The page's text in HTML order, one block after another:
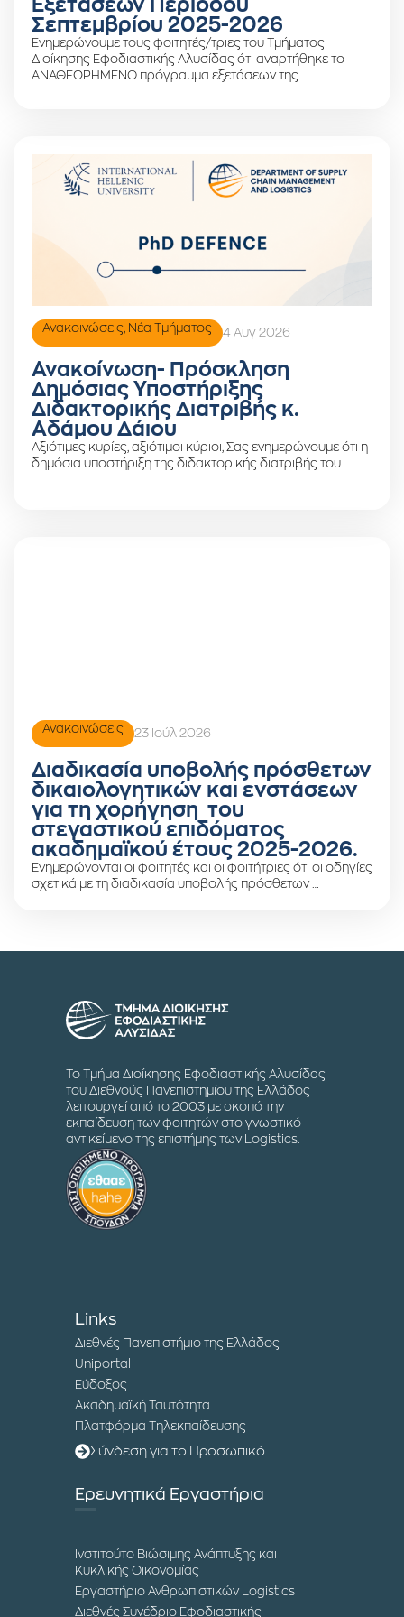
Εξετάσεων Περιόδου
Σεπτεμβρίου 2025-2026
Ενημερώνουμε τους φοιτητές/τριες του Τμήματος
Διοίκησης Εφοδιαστικής Αλυσίδας ότι αναρτήθηκε το
ΑΝΑΘΕΩΡΗΜΕΝΟ πρόγραμμα εξετάσεων της …
Ανακοινώσεις Νέα Τμήματος 4 Αυγ 2026
Ανακοίνωση- Πρόσκληση
Δημόσιας Υποστήριξης
Διδακτορικής Διατριβής κ.
Αδάμου Δάιου
Αξιότιμες κυρίες, αξιότιμοι κύριοι, Σας ενημερώνουμε ότι η
δημόσια υποστήριξη της διδακτορικής διατριβής του …
Ανακοινώσεις 23 Ιούλ 2026
Διαδικασία υποβολής πρόσθετων
δικαιολογητικών και ενστάσεων
για τη χορήγηση του
στεγαστικού επιδόματος
ακαδημαϊκού έτους 2025-2026.
Ενημερώνονται οι φοιτητές και οι φοιτήτριες ότι οι οδηγίες
σχετικά με τη διαδικασία υποβολής πρόσθετων …
Το Τμήμα Διοίκησης Εφοδιαστικής Αλυσίδας
του Διεθνούς Πανεπιστημίου της Ελλάδος
λειτουργεί από το 2003 με σκοπό την
εκπαίδευση των φοιτητών στο γνωστικό
αντικείμενο της επιστήμης των Logistics.
Links
Διεθνές Πανεπιστήμιο της Ελλάδος
Uniportal
Εύδοξος
Ακαδημαϊκή Ταυτότητα
Πλατφόρμα Τηλεκπαίδευσης
Σύνδεση για το Προσωπικό
Ερευνητικά Εργαστήρια
Ινστιτούτο Βιώσιμης Ανάπτυξης και
Κυκλικής Οικονομίας
Εργαστήριο Ανθρωπιστικών Logistics
Διεθνές Συνέδριο Εφοδιαστικής